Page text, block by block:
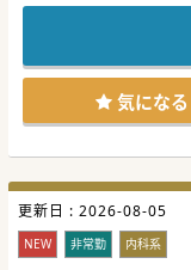
気になる
更新日 : 2026-08-05
NEW 非常勤 内科系